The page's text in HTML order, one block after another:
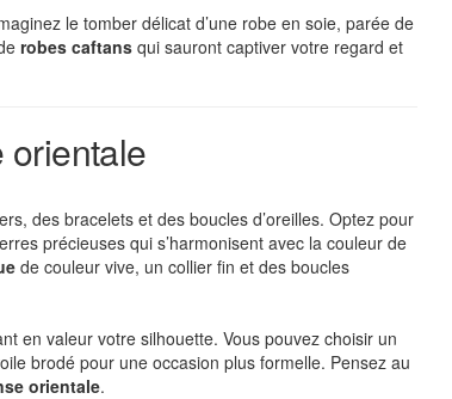
le tomber délicat d’une robe en soie, parée de
robes caftans qui sauront captiver votre regard et
orientale
des bracelets et des boucles d’oreilles. Optez pour
précieuses qui s’harmonisent avec la couleur de
de couleur vive, un collier fin et des boucles
en valeur votre silhouette. Vous pouvez choisir un
brodé pour une occasion plus formelle. Pensez au
orientale.